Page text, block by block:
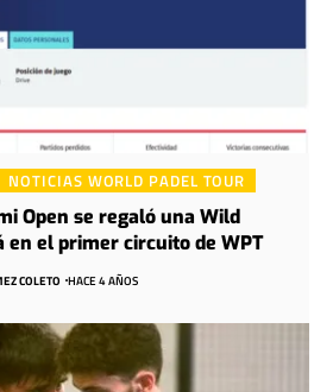
NOTICIAS WORLD PADEL TOUR
Open se regaló una Wild
en el primer circuito de WPT
COLETO HACE 4 AÑOS